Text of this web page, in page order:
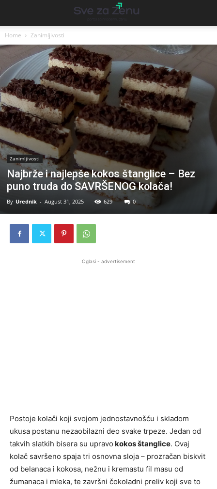
Home Zanimljivosti
Zanimljivosti
Najbrže i najlepše kokos štanglice – Bez
puno truda do SAVRŠENOG kolača!
By Urednik - August 31, 2025 629 0
Oglasi - advertisement
Postoje kolači koji svojom jednostavnošću i skladom
ukusa postanu nezaobilazni deo svake trpeze. Jedan od
takvih slatkih bisera su upravo kokos štanglice. Ovaj
kolač savršeno spaja tri osnovna sloja – prozračan biskvit
od belanaca i kokosa, nežnu i kremastu fil masu od
žumanaca i mleka, te završni čokoladni preliv koji sve to